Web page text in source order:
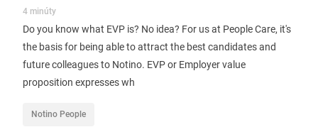
4 minúty
Do you know what EVP is? No idea? For us at People Care, it's
the basis for being able to attract the best candidates and
future colleagues to Notino. EVP or Employer value
proposition expresses wh
Notino People